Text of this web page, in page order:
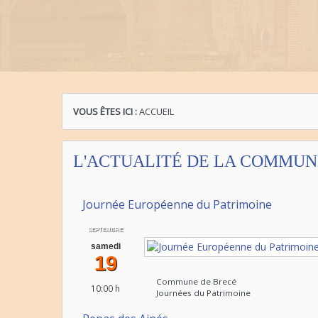
VOUS ÊTES ICI :ACCUEIL
L'ACTUALITÉ DE LA
Journée Européenne du Patrimoine
SEPTEMBRE
samedi
19
10:00 h
Commune de Brecé
Journées du Patrimoine